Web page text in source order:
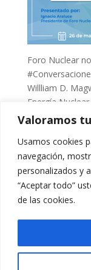
Valoramos
Usamos cookies
navegación,
personalizados y
“Aceptar todo”
de las cookies.
Foro Nuclear
Willliam D.
Energía
Araluce,
actividades
Nuclear de la
La conferencia
simultánea en
Por su más
mayo de 2021,